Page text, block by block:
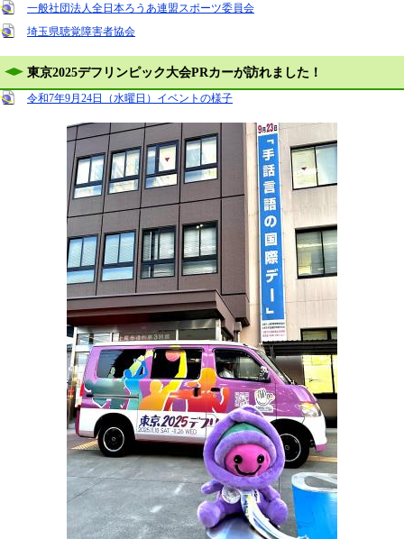
一般社団法人全日本ろうあ連盟スポーツ委員会
埼玉県聴覚障害者協会
東京2025デフリンピック大会PRカーが訪れました！
令和7年9月24日（水曜日）イベントの様子